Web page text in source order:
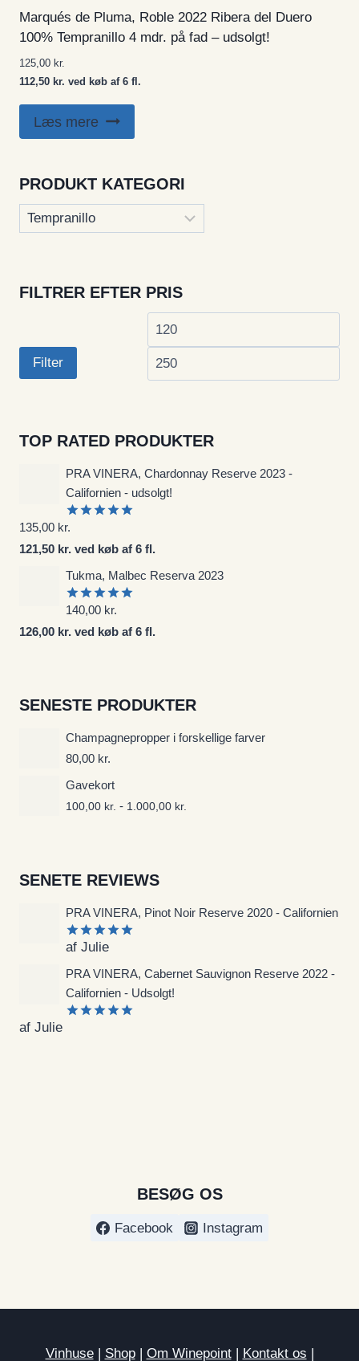
Marqués de Pluma, Roble 2022 Ribera del Duero
100% Tempranillo 4 mdr. på fad – udsolgt!
125,00 kr.
112,50 kr. ved køb af 6 fl.
Læs mere
PRODUKT KATEGORI
FILTRER EFTER PRIS
Mindste
Filter
TOP RATED PRODUKTER
PRA VINERA, Chardonnay Reserve 2023 -
Californien - udsolgt!
Vurderet
ud af
5
135,00 kr.
121,50 kr. ved køb af 6 fl.
Tukma, Malbec Reserva 2023
Vurderet
ud af
5
140,00 kr.
126,00 kr. ved køb af 6 fl.
SENESTE PRODUKTER
Champagnepropper i forskellige farver
80,00 kr.
Gavekort
100,00 kr. - 1.000,00 kr.
SENETE REVIEWS
PRA VINERA, Pinot Noir Reserve 2020 - Californien
Vurderet
af Julie
PRA VINERA, Cabernet Sauvignon Reserve 2022 -
Californien - Udsolgt!
af Julie
BESØG OS
Facebook Instagram
Vinhuse| Shop| Om Winepoint| Kontakt os